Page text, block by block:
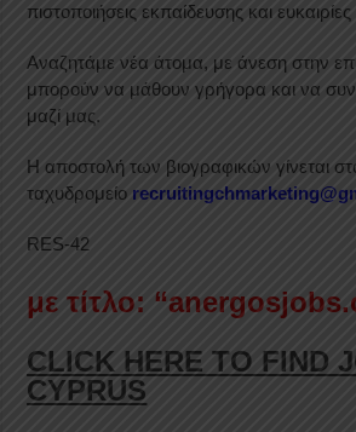
πιστοποιήσεις εκπαίδευσης και ευκαιρίες
Αναζητάμε νέα άτομα, με άνεση στην
μπορούν να μάθουν γρήγορα και να
μαζί μας.
Η αποστολή των βιογραφικών γίνεται
ταχυδρομείο
RES-42
με τίτλο:
CLICK HERE TO FIND
CYPRUS